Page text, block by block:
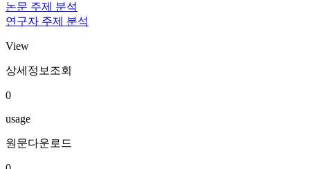
논문 주제 분석
연구자 주제 분석
View
상세정보조회
0
usage
원문다운로드